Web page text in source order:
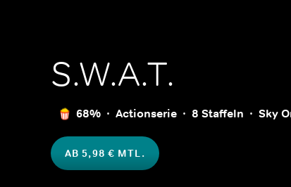
S.W.A.T.
68% Actionserie 8 Staffeln Sky
AB 5,98 € MTL.